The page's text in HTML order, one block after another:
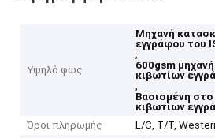
Υψηλό φως
Μηχανή
εγγράφου του
,
600gsm
κιβωτίων
,
Βασισμένη στο
κιβωτίων
Όροι πληρωμής
L/C, T/T,